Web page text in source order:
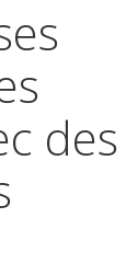
des